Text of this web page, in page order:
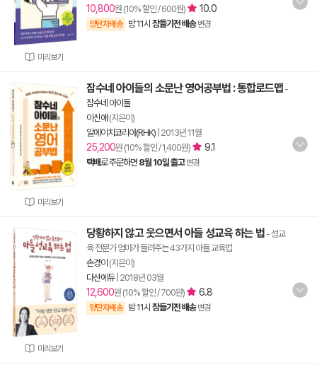
미리보기
10,800원 (10% 할인 / 600원) 10.0
양탄자배송 밤 11시 잠들기전 배송 변경
미리보기
잠수네 아이들의 소문난 영어공부법 : 통합로드맵 -
잠수네 아이들
이신애 (지은이)
알에이치코리아(RHK) 2013년 11월
25,200원 (10% 할인 / 1,400원) 9.1
택배로 주문하면 8월 10일 출고 변경
미리보기
당황하지 않고 웃으면서 아들 성교육 하는 법 - 성교
육 전문가 엄마가 들려주는 43가지 아들 교육법
손경이 (지은이)
다산에듀| 2018년 03월
12,600원 (10% 할인 / 700원) 6.8
양탄자배송 밤 11시 잠들기전 배송 변경